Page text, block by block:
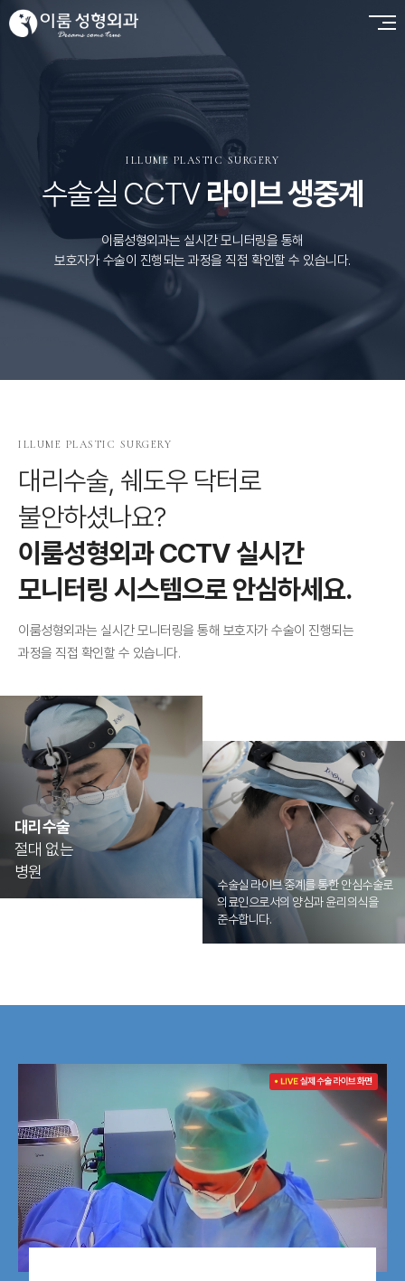
ILLUME PLASTIC SURGERY
수술실 CCTV 라이브 생중계
이룸성형외과는 실시간 모니터링을 통해
보호자가 수술이 진행되는 과정을 직접 확인할 수 있습니다.
ILLUME PLASTIC SURGERY
대리수술, 쉐도우 닥터로
불안하셨나요?
이룸성형외과 CCTV 실시간
모니터링 시스템으로 안심하세요.
이룸성형외과는 실시간 모니터링을 통해 보호자가 수술이 진행되는
과정을 직접 확인할 수 있습니다.
대리수술
절대 없는
병원
수술실 라이브 중계를 통한 안심수술로
의료인으로서의 양심과 윤리의식을
준수합니다.